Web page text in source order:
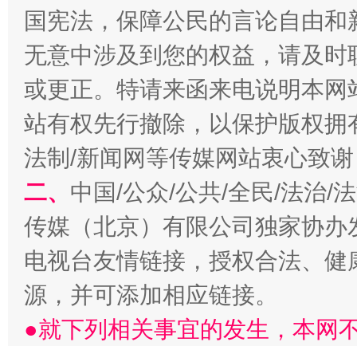
揭开“小金库”的免责幌子
国宪法，保障公民的言论自由
无意中涉及到您的权益，请及
或更正。特请来函来电说明本
站有权先行撤除，以保护版权
法制/新闻网等传媒网站衷心致
二、 中国/公众/公共/全民/法治/
传媒（北京）有限公司独家协
电视台友情链接，授权合法、
源，并可添加相应链接。
●就下列相关事宜的发生，本网